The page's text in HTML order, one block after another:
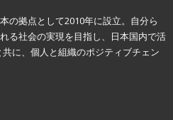
の拠点として2010年に設立。自分ら
る社会の実現を目指し、日本国内で活
に、個人と組織のポジティブチェン